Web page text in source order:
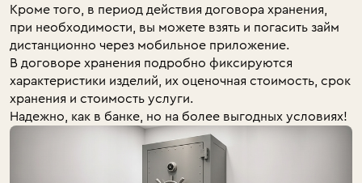
Кроме того, в период действия договора хранения,
при необходимости, вы можете взять и погасить займ
дистанционно через мобильное приложение.
В договоре хранения подробно фиксируются
характеристики изделий, их оценочная стоимость, срок
хранения и стоимость услуги.
Надежно, как в банке, но на более выгодных условиях!